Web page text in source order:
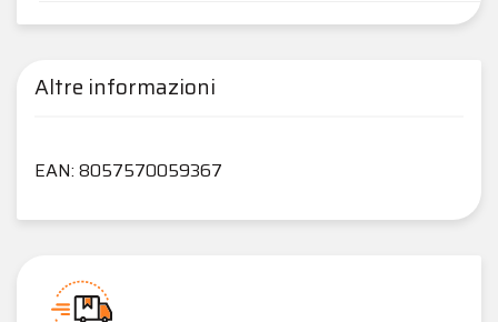
Altre informazioni
EAN: 8057570059367